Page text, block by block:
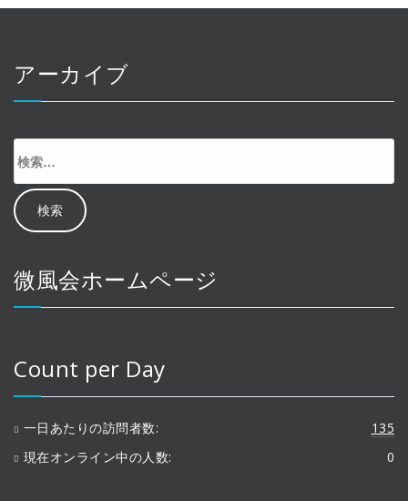
アーカイブ
索:
微風会ホームページ
Count per Day
135
一日あたりの訪問者数:
0
現在オンライン中の人数: